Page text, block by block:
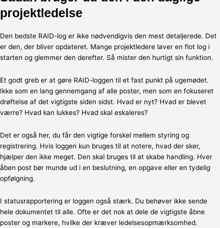
projektledelse
Den bedste RAID-log er ikke nødvendigvis den mest detaljerede. Det
er den, der bliver opdateret. Mange projektledere laver en flot log i
starten og glemmer den derefter. Så mister den hurtigt sin funktion.
Et godt greb er at gøre RAID-loggen til et fast punkt på ugemødet.
Ikke som en lang gennemgang af alle poster, men som en fokuseret
drøftelse af det vigtigste siden sidst. Hvad er nyt? Hvad er blevet
værre? Hvad kan lukkes? Hvad skal eskaleres?
Det er også her, du får den vigtige forskel mellem styring og
registrering. Hvis loggen kun bruges til at notere, hvad der sker,
hjælper den ikke meget. Den skal bruges til at skabe handling. Hver
åben post bør munde ud i en beslutning, en opgave eller en tydelig
opfølgning.
I statusrapportering er loggen også stærk. Du behøver ikke sende
hele dokumentet til alle. Ofte er det nok at dele de vigtigste åbne
poster og markere, hvilke der kræver ledelsesopmærksomhed.